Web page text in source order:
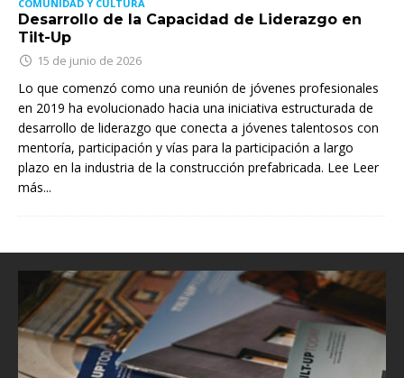
COMUNIDAD Y CULTURA
Desarrollo de la Capacidad de Liderazgo en
Tilt-Up
15 de junio de 2026
Lo que comenzó como una reunión de jóvenes profesionales
en 2019 ha evolucionado hacia una iniciativa estructurada de
desarrollo de liderazgo que conecta a jóvenes talentosos con
mentoría, participación y vías para la participación a largo
plazo en la industria de la construcción prefabricada. Lee Leer
más...